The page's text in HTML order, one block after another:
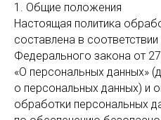
1. Общие положения
Настоящая политика
составлена в
Федерального закона от
«О персональных данных»
о персональных данных) и
обработки персональных